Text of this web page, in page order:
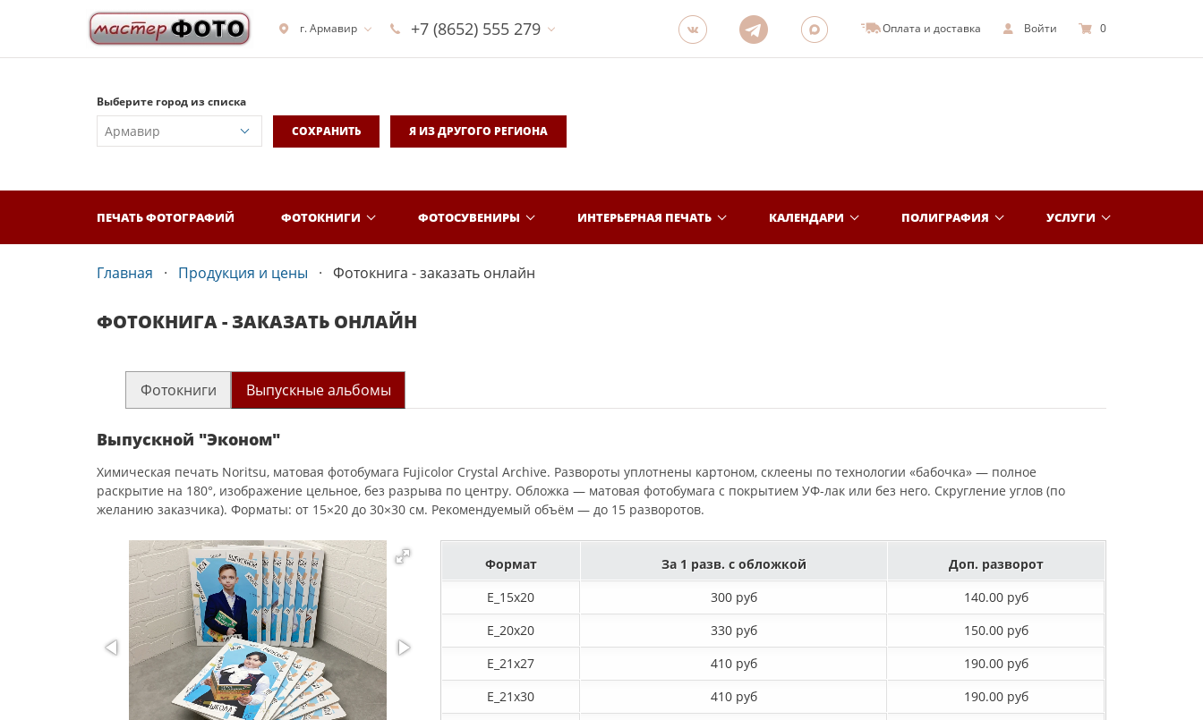
г. Армавир +7 (8652) 555 279 Оплата и доставка Войти 0
Выберите город из списка
СОХРАНИТЬ
Я ИЗ ДРУГОГО РЕГИОНА
ПЕЧАТЬ ФОТОГРАФИЙ ФОТОКНИГИ ФОТОСУВЕНИРЫ ИНТЕРЬЕРНАЯ ПЕЧАТЬ КАЛЕНДАРИ ПОЛИГРАФИЯ УСЛУГИ
Главная Продукция и цены Фотокнига - заказать онлайн
ФОТОКНИГА - ЗАКАЗАТЬ ОНЛАЙН
Фотокниги Выпускные альбомы
Выпускной "Эконом"
Химическая печать Noritsu, матовая фотобумага Fujicolor Crystal Archive. Развороты уплотнены картоном, склеены по технологии «бабочка» — полное
раскрытие на 180°, изображение цельное, без разрыва по центру. Обложка — матовая фотобумага с покрытием УФ-лак или без него. Скругление углов (по
желанию заказчика). Форматы: от 15×20 до 30×30 см. Рекомендуемый объём — до 15 разворотов.
Формат За 1 разв. с обложкой
Доп. разворот
E_15х20
300 руб
140.00 руб
E_20х20
330 руб
150.00 руб
E_21х27
410 руб
190.00 руб
E_21х30
410 руб
190.00 руб